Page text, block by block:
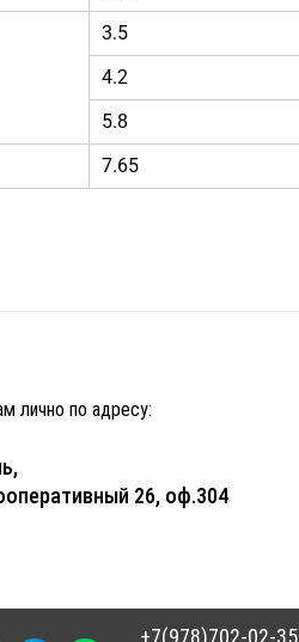
3.5
4.2
5.8
7.65
лично по адресу:
26, оф.304
+7(978)702-02-35